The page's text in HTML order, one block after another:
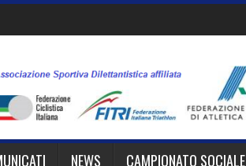
NEWS CAMPIONATO SOCIALE